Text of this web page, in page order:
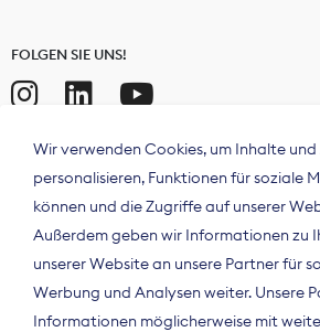
FOLGEN SIE UNS!
Wir verwenden Cookies, um Inhalte und
personalisieren, Funktionen für soziale
können und die Zugriffe auf unserer
Außerdem geben wir Informationen zu
unserer Website an unsere Partner für
Werbung und Analysen weiter. Unsere
Informationen möglicherweise mit